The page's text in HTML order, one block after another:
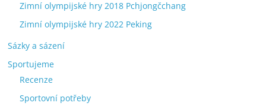
Zimní olympijské hry 2018 Pchjongčchang
Zimní olympijské hry 2022 Peking
Sázky a sázení
Sportujeme
Recenze
Sportovní potřeby